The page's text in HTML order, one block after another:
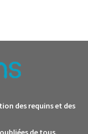
des requins et des
de tous.